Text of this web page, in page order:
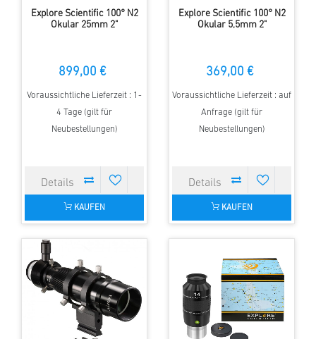
Explore Scientific 100° N2
Okular 25mm 2"
899,00 €
Voraussichtliche Lieferzeit : 1-
4 Tage (gilt für
Neubestellungen)
KAUFEN
Explore Scientific 100° N2
Okular 5,5mm 2"
369,00 €
Voraussichtliche Lieferzeit : auf
Anfrage (gilt für
Neubestellungen)
KAUFEN